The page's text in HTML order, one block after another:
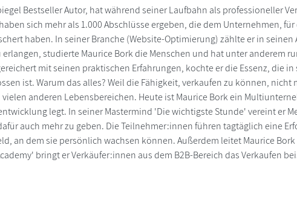
Bestseller Autor, hat während seiner Laufbahn als professioneller
sich mehr als 1.000 Abschlüsse ergeben, die dem Unternehmen,
haben. In seiner Branche (Website-Optimierung) zählte er in
erlangen, studierte Maurice Bork die Menschen und hat unter anderem
mit seinen praktischen Erfahrungen, kochte er die Essenz, die
ist. Warum das alles? Weil die Fähigkeit, verkaufen zu können,
anderen Lebensbereichen. Heute ist Maurice Bork ein
legt. In seiner Mastermind 'Die wichtigste Stunde' vereint er
auch mehr zu geben. Die Teilnehmer:innen führen tagtäglich eine
an dem sie persönlich wachsen können. Außerdem leitet Maurice
bringt er Verkäufer:innen aus dem B2B-Bereich das Verkaufen